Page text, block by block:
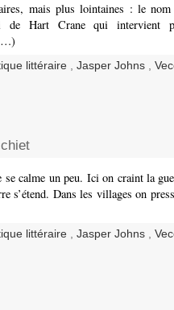
mais plus lointaines : le nom
de Hart Crane qui intervient
littéraire Jasper Johns
se calme un peu. Ici on craint la
s’étend. Dans les villages on
littéraire , Jasper Johns ,